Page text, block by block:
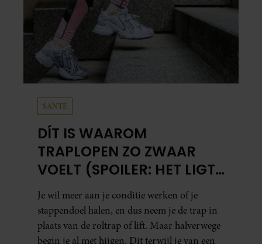
SANTE
DÍT IS WAAROM
TRAPLOPEN ZO ZWAAR
VOELT (SPOILER: HET LIGT
NIET AAN JE CONDITIE)
Je wil meer aan je conditie werken of je
stappendoel halen, en dus neem je de trap in
plaats van de roltrap of lift. Maar halverwege
begin je al met hijgen. Dit terwijl je van een